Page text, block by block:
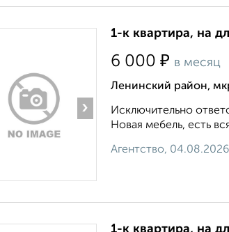
›
1-к квартира, на
6 000 ₽ в месяц
Ленинский район,
Исключительно
Новая мебель, есть
Агентство, 04.08.2026
1-к квартира, на